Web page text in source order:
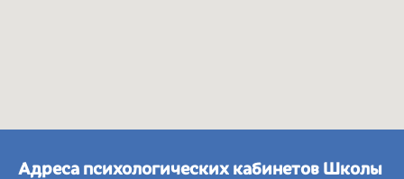
Адреса психологических кабинетов Школы